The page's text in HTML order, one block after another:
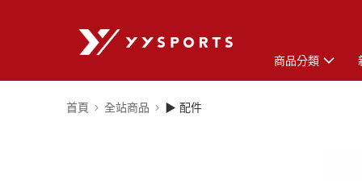
商品分類
首頁 全站商品 ▶ 配件